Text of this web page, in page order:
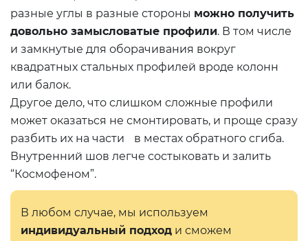
разные углы в разные стороны можно получить
довольно замысловатые профили. В том числе
и замкнутые для оборачивания вокруг
квадратных стальных профилей вроде колонн
или балок.
Другое дело, что слишком сложные профили
может оказаться не смонтировать, и проще сразу
разбить их на части в местах обратного сгиба.
Внутренний шов легче состыковать и залить
“Космофеном”.
В любом случае, мы используем
индивидуальный подход и сможем